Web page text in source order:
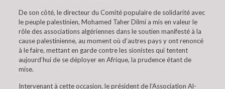
De son côté, le directeur du Comité populaire de solidarité avec
le peuple palestinien, Mohamed Taher Dilmi a mis en valeur le
rôle des associations algériennes dans le soutien manifesté à la
cause palestinienne, au moment où d’autres pays y ont renoncé
à le faire, mettant en garde contre les sionistes qui tentent
aujourd’hui de se déployer en Afrique, la prudence étant de
mise.
Intervenant à cette occasion, le président de l’Association Al-